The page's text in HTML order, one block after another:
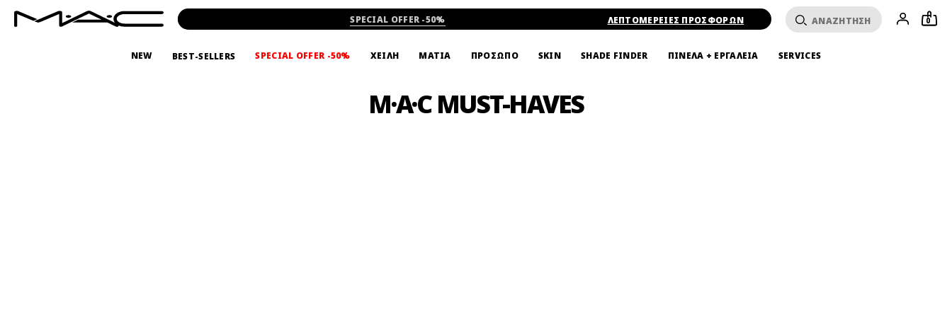
SPECIAL OFFER -50% ΛΕΠΤΟΜΕΡΕΙΕΣ ΠΡΟΣΦΟΡΩΝ 0
NEW BEST-SELLERS SPECIAL OFFER -50% ΧΕΙΛΗ ΜΑΤΙΑ ΠΡΟΣΩΠΟ SKIN SHADE FINDER ΠΙΝΕΛΑ + ΕΡΓΑΛΕΙΑ SERVICES
M·A·C MUST-HAVES